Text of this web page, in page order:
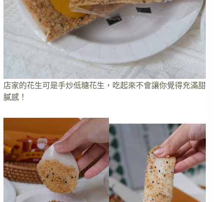
店家的花生可是手炒低糖花生，吃起來不會讓你覺得充滿甜
膩感！